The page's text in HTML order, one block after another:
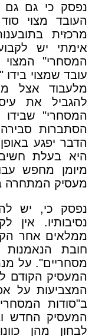
נפסק כי גם גם
העובד מצוי
מרכזית
אימתי יש
המסחרי"
עובד שמצוי
מלעבוד אצל
להגביל את
המסחרי"
הסתברות
הדבר יפגע
היא בעלת
מיומן מחפש
מעסיק המתחרה
נפסק כי, יש
נסיבותיו. אין
ממלאים אחר
חובת
מסחריים". על
המעסיק הקודם
המצביעות על
ב"סודות
המעסיק החדש
לבחון מהן